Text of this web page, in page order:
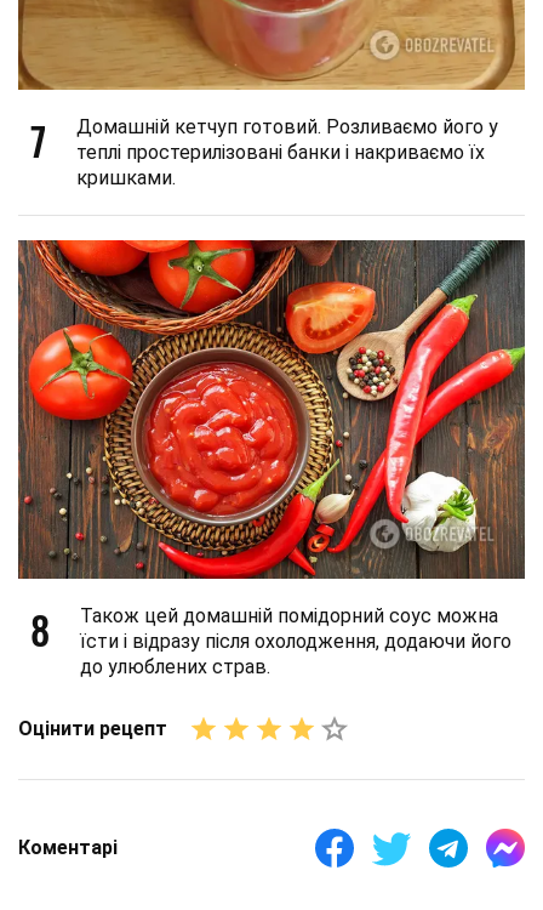
7
Домашній кетчуп готовий. Розливаємо його у
теплі простерилізовані банки і накриваємо їх
кришками.
8
Також цей домашній помідорний соус можна
їсти і відразу після охолодження, додаючи його
до улюблених страв.
Оцінити рецепт
Коментарі